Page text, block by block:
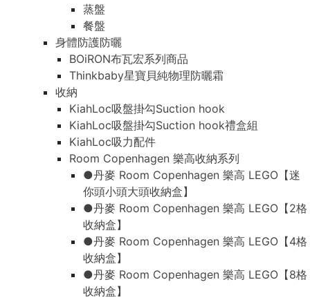
蒸盤
餐盤
身體防護防曬
BOiRON布瓦宏系列商品
Thinkbaby星寶貝純物理防曬霜
收納
KiahLoc吸盤掛勾Suction hook
KiahLoc吸盤掛勾Suction hook禮盒組
KiahLoc吸力配件
Room Copenhagen 樂高收納系列
●丹麥 Room Copenhagen 樂高 LEGO【迷
你頭小頭大頭收納盒】
●丹麥 Room Copenhagen 樂高 LEGO【2格
收納盒】
●丹麥 Room Copenhagen 樂高 LEGO【4格
收納盒】
●丹麥 Room Copenhagen 樂高 LEGO【8格
收納盒】